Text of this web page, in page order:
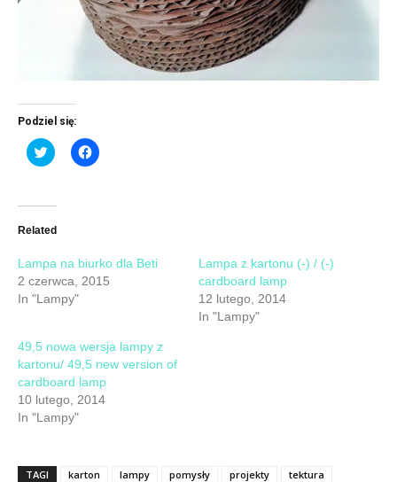
Podziel się:
Click
to
(Opens
new
Click
to
Related
Lampa na biurko dla Beti
2 czerwca, 2015
In "Lampy"
Lampa z kartonu (-) / (-)
cardboard lamp
12 lutego, 2014
In "Lampy"
49,5 nowa wersja lampy z
kartonu/ 49,5 new version of
cardboard lamp
10 lutego, 2014
In "Lampy"
TAGI karton lampy pomysły projekty tektura